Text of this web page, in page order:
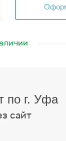
по г. Уфа
сайт